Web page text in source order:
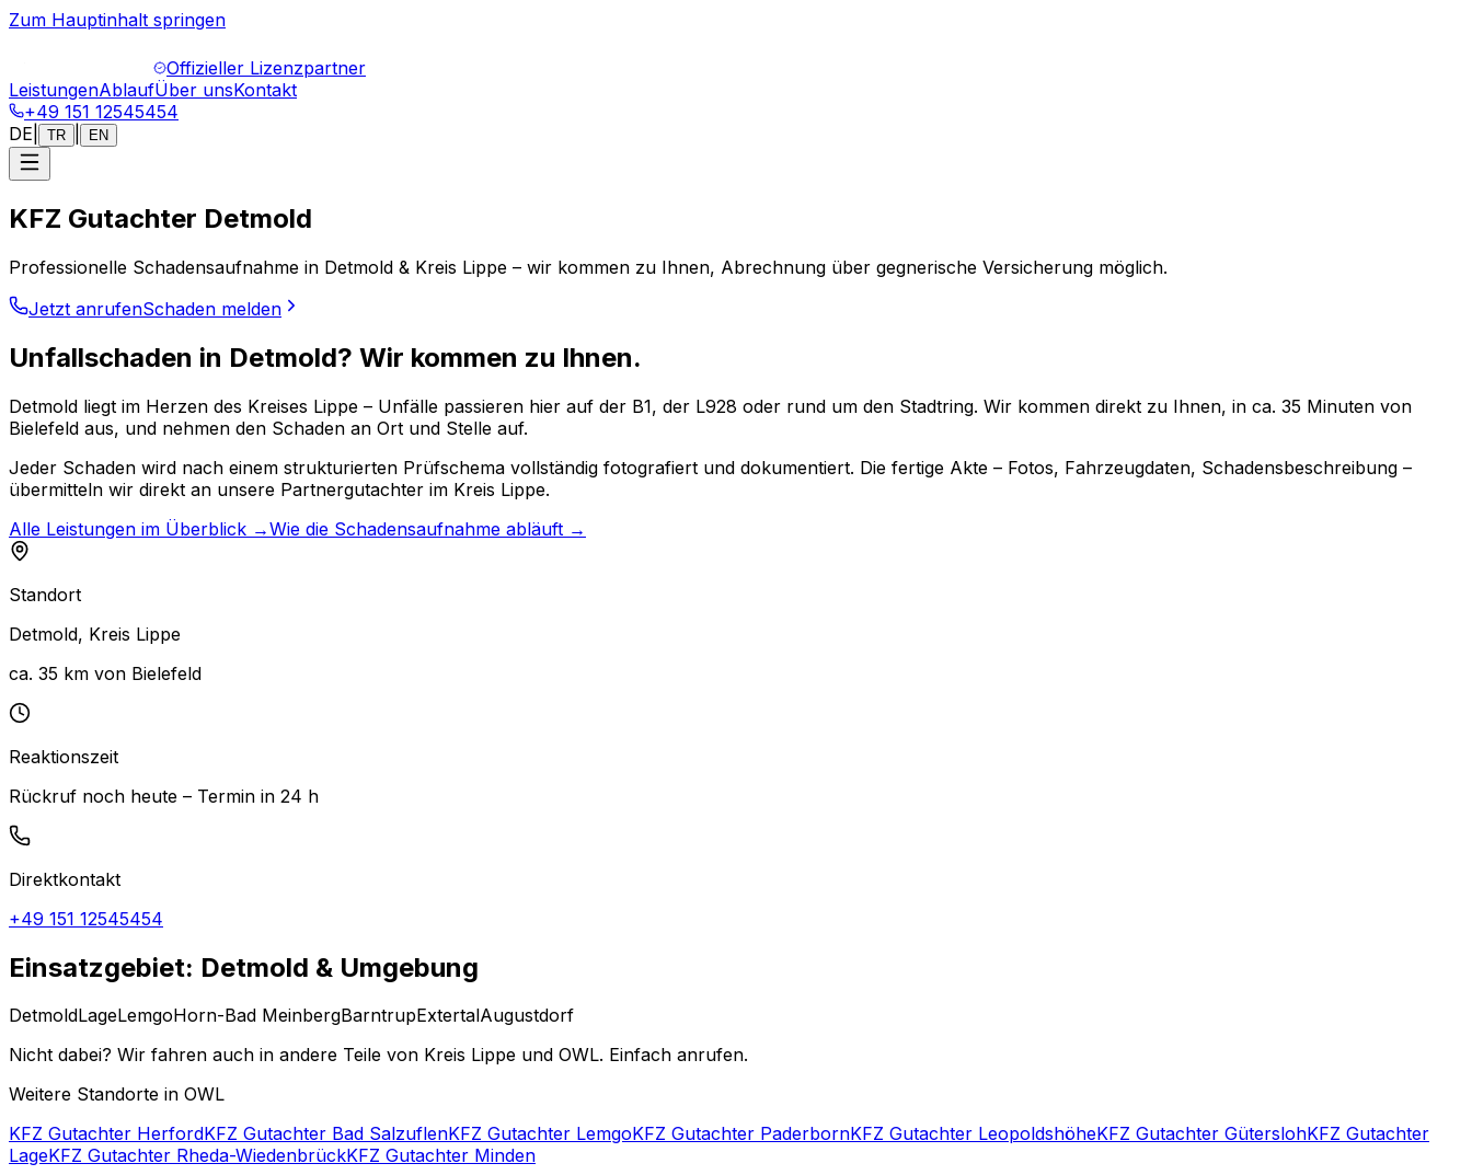
Zum Hauptinhalt springen
Offizieller Lizenzpartner
LeistungenAblaufÜber unsKontakt
+49 151 12545454
DE
TR EN
KFZ Gutachter Detmold
Professionelle Schadensaufnahme in Detmold & Kreis Lippe – wir kommen zu Ihnen, Abrechnung über gegnerische Versicherung möglich.
Jetzt anrufenSchaden melden
Unfallschaden in Detmold? Wir kommen zu Ihnen.
Detmold liegt im Herzen des Kreises Lippe – Unfälle passieren hier auf der B1, der L928 oder rund um den Stadtring. Wir kommen direkt zu Ihnen, in ca. 35 Minuten von
Bielefeld aus, und nehmen den Schaden an Ort und Stelle auf.
Jeder Schaden wird nach einem strukturierten Prüfschema vollständig fotografiert und dokumentiert. Die fertige Akte – Fotos, Fahrzeugdaten, Schadensbeschreibung –
übermitteln wir direkt an unsere Partnergutachter im Kreis Lippe.
Alle Leistungen im Überblick →Wie die Schadensaufnahme abläuft →
Standort
Detmold, Kreis Lippe
ca. 35 km von Bielefeld
Reaktionszeit
Rückruf noch heute – Termin in 24 h
Direktkontakt
+49 151 12545454
Einsatzgebiet: Detmold & Umgebung
DetmoldLageLemgoHorn-Bad MeinbergBarntrupExtertalAugustdorf
Nicht dabei? Wir fahren auch in andere Teile von Kreis Lippe und OWL. Einfach anrufen.
Weitere Standorte in OWL
KFZ Gutachter HerfordKFZ Gutachter Bad SalzuflenKFZ Gutachter LemgoKFZ Gutachter PaderbornKFZ Gutachter LeopoldshöheKFZ Gutachter GüterslohKFZ Gutachter
LageKFZ Gutachter Rheda-WiedenbrückKFZ Gutachter Minden